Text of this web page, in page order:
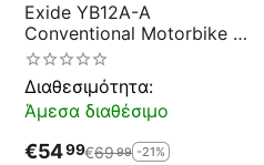
Exide YB12A-A
Conventional Motorbike &
Sport Battery EB12A-A
Διαθεσιμότητα:
Άμεσα διαθέσιμο
€5499€6999 -21%